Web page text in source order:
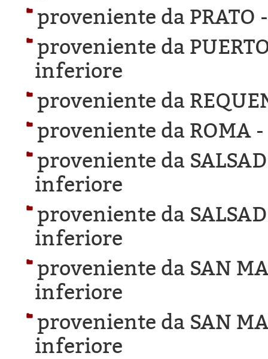
proveniente da PRATO
proveniente da
inferiore
proveniente da
proveniente da ROMA -
proveniente da
inferiore
proveniente da
inferiore
proveniente da SAN
inferiore
proveniente da SAN
inferiore